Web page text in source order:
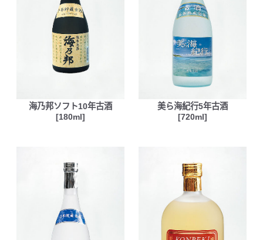
海乃邦ソフト10年古酒
[180ml]
美ら海紀行5年古酒
[720ml]